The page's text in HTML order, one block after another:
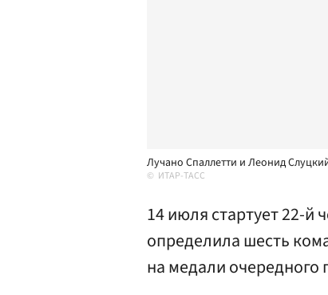
Лучано Спаллетти и Леонид
ИТАР-ТАСС
14 июля стартует 22-й
определила шесть
на медали очередного